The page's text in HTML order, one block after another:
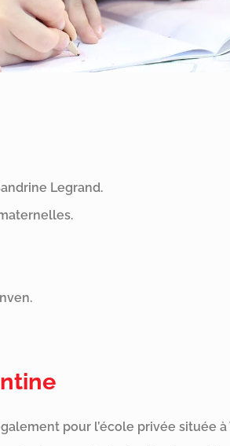
Legrand.
pour l’école privée située à